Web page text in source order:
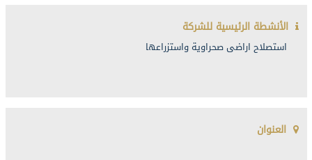
الأنشطة الرئيسية للشركة
استصلاح اراضى صحراوية واستزراعها
العنوان